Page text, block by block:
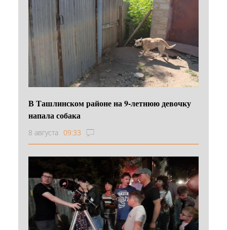
В Ташлинском районе на 9-летнюю девочку
напала собака
8 августа 09:33